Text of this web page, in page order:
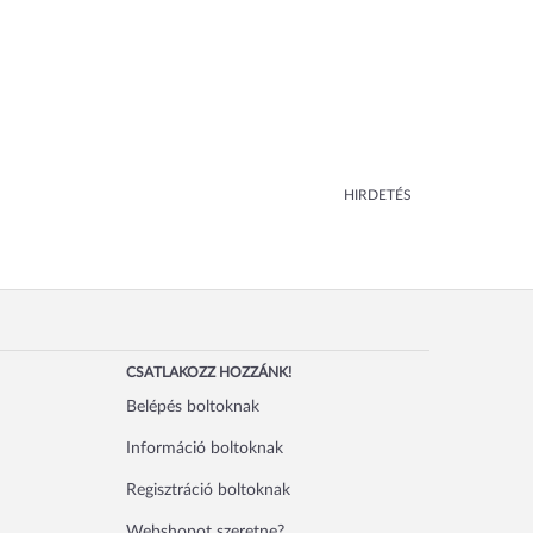
HIRDETÉS
CSATLAKOZZ HOZZÁNK!
Belépés boltoknak
Információ boltoknak
Regisztráció boltoknak